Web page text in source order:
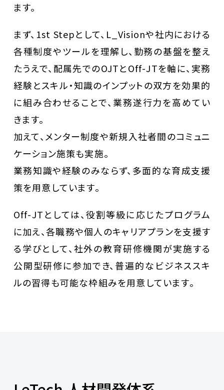
ます。
まず、1st Stepとして、L_Visionや社内における
各種制度やツールを理解し、勤務の基盤を整え
たうえで、 配属先でのOJTとOff-JTを軸に、 実務
経験とスキル・知識のインプットの双方を効果的
に組み合わせることで、業務遂行力を高めてい
きます。
加えて、メンター制度や新規入社者間のコミュニ
ケーション施策も実施。
業務知識や経験のみならず、多面的な育成支援
策を用意しています。
Off-JTとしては、役割等級に応じたプログラム
に加え、各職務や個人のキャリアプランを支援す
る学びとして、社外の教育研修機関が実施する
公開型研修に参加でき、 普遍的なビジネススキ
ルの習得も可能な枠組みを用意しています。